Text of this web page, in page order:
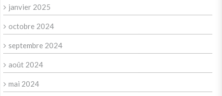
janvier 2025
octobre 2024
septembre 2024
août 2024
mai 2024